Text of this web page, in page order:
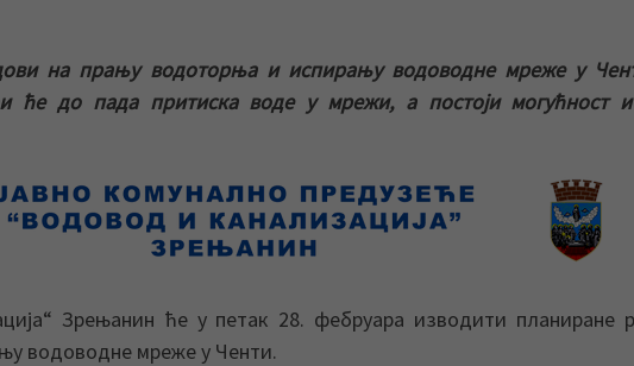
на прању водоторња и испирању водоводне мреже у
ће до пада притиска воде у мрежи, а постоји могућност
Зрењанин ће у петак 28. фебруара изводити планиране
водоводне мреже у Ченти.